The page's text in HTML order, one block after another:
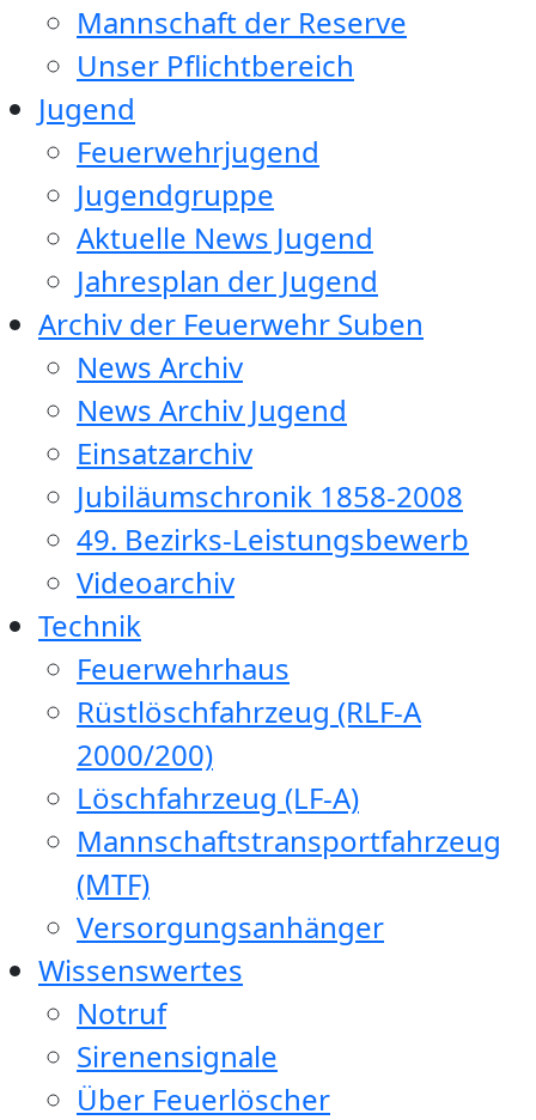
Mannschaft der Reserve
Unser Pflichtbereich
Jugend
Feuerwehrjugend
Jugendgruppe
Aktuelle News Jugend
Jahresplan der Jugend
Archiv der Feuerwehr Suben
News Archiv
News Archiv Jugend
Einsatzarchiv
Jubiläumschronik 1858-2008
49. Bezirks-Leistungsbewerb
Videoarchiv
Technik
Feuerwehrhaus
Rüstlöschfahrzeug (RLF-A
2000/200)
Löschfahrzeug (LF-A)
Mannschaftstransportfahrzeug
(MTF)
Versorgungsanhänger
Wissenswertes
Notruf
Sirenensignale
Über Feuerlöscher